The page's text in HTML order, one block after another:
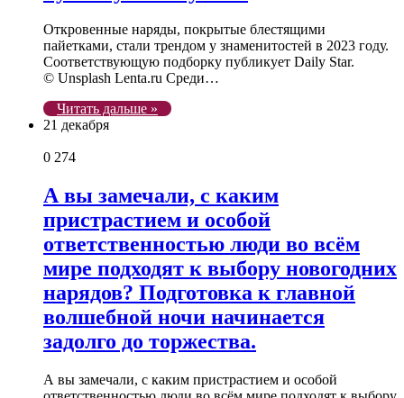
Откровенные наряды, покрытые блестящими
пайетками, стали трендом у знаменитостей в 2023 году.
Соответствующую подборку публикует Daily Star.
© Unsplash Lenta.ru Среди…
Читать дальше »
21 декабря
0 274
А вы замечали, с каким
пристрастием и особой
ответственностью люди во всём
мире подходят к выбору новогодних
нарядов? Подготовка к главной
волшебной ночи начинается
задолго до торжества.
А вы замечали, с каким пристрастием и особой